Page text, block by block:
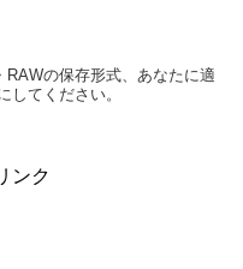
の保存形式、あなたに適
してください。
ンク